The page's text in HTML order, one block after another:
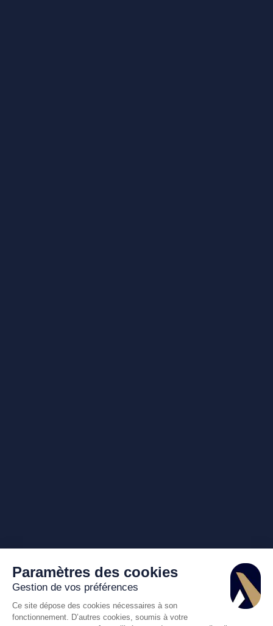
Paramètres des cookies
Gestion de vos préférences
Ce site dépose des cookies nécessaires à son
fonctionnement. D’autres cookies, soumis à votre